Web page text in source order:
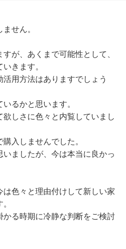
せん。
が、あくまで可能性として、
きます。
用方法はありますでしょう
るかと思います。
しさに色々と内覧していまし
入しませんでした。
ましたが、今は本当に良かっ
色々と理由付けして新しい家
る時期に冷静な判断をご検討